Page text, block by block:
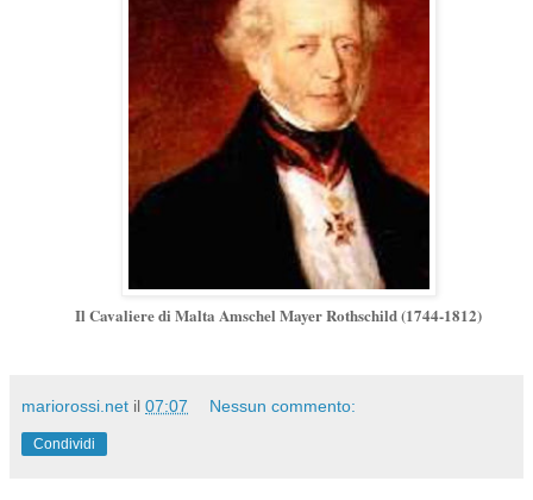
Il Cavaliere di Malta Amschel Mayer Rothschild (1744-1812)
mariorossi.net il 07:07 Nessun commento:
Condividi